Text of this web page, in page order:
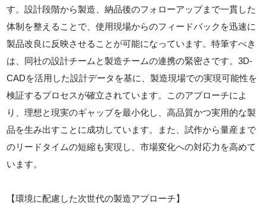
す。設計段階から製造、納品後のフォローアップまで一貫した
体制を整えることで、使用現場からのフィードバックを迅速に
製品改良に反映させることが可能になっています。特筆すべき
は、同社の設計チームと製造チームの連携の緊密さです。3D-
CADを活用した設計データを基に、製造現場での実現可能性を
検証するプロセスが確立されています。このアプローチによ
り、理想と現実のギャップを最小化し、高品質かつ実用的な製
品を生み出すことに成功しています。また、試作から量産まで
のリードタイムの短縮も実現し、市場変化への対応力を高めて
います。
【環境に配慮した次世代の製造アプローチ】